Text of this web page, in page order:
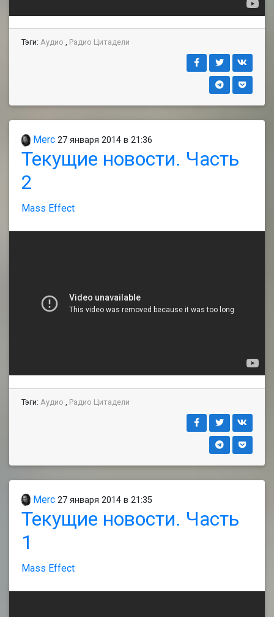
Тэги: Аудио , Радио Цитадели
Merc 27 января 2014 в 21:36
Текущие новости. Часть
2
Mass Effect
Тэги: Аудио Радио Цитадели
Merc 27 января 2014 в 21:35
Текущие новости. Часть
1
Mass Effect